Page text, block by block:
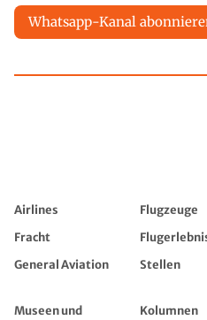
Whatsapp-Kanal
Airlines Flugzeuge
Fracht
General Aviation
Stellen
Museen und
Kolumnen